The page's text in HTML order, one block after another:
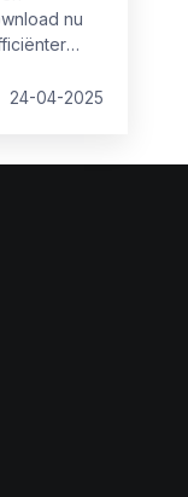
nu
24-04-2025